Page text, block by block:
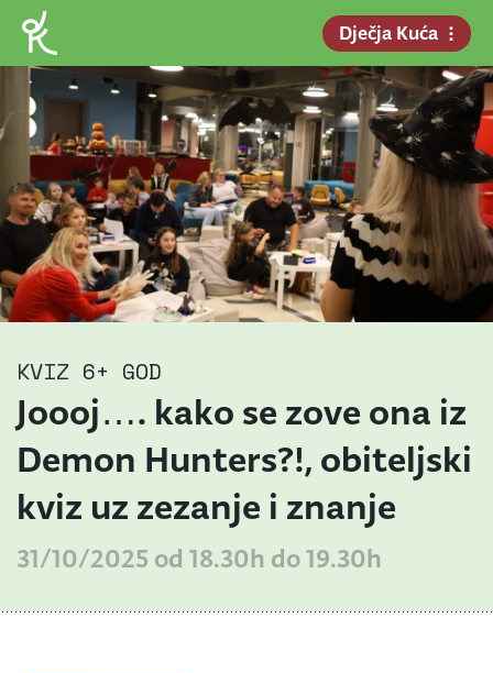
Dječja Kuća
KVIZ 6+ GOD
Joooj…. kako se zove ona iz
Demon Hunters?!, obiteljski
kviz uz zezanje i znanje
31/10/2025 od 18.30h do 19.30h